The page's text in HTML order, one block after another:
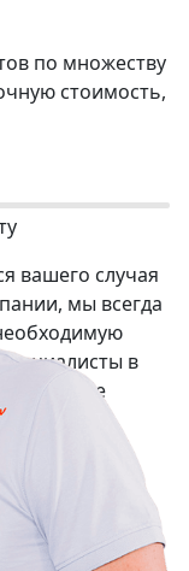
по множеству
стоимость,
вашего случая
мы всегда
в
самые
заявку:
залог?